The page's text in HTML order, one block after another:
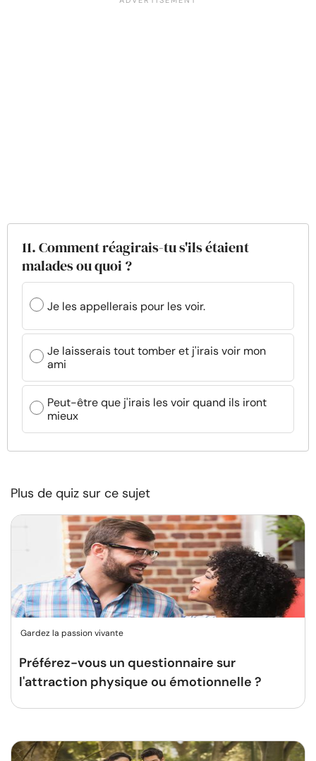
11. Comment réagirais-tu s'ils étaient
malades ou quoi ?
Je les appellerais pour les voir.
Je laisserais tout tomber et j'irais voir mon
ami
Peut-être que j'irais les voir quand ils iront
mieux
Plus de quiz sur ce sujet
Gardez la passion vivante
Préférez-vous un questionnaire sur
l'attraction physique ou émotionnelle ?